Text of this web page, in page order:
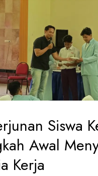
Siswa
Awal
Kerja